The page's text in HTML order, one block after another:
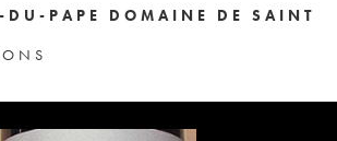
DU-PAPE DOMAINE DE SAINT